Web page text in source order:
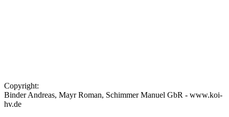
Copyright:
Binder Andreas, Mayr Roman, Schimmer Manuel GbR - www.koi-
hv.de